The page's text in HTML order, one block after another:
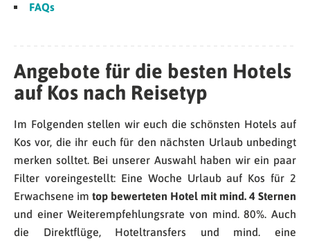
FAQs
Angebote für die besten Hotels
auf Kos nach Reisetyp
Im Folgenden stellen wir euch die schönsten Hotels auf
Kos vor, die ihr euch für den nächsten Urlaub unbedingt
merken solltet. Bei unserer Auswahl haben wir ein paar
Filter voreingestellt: Eine Woche Urlaub auf Kos für 2
Erwachsene im top bewerteten Hotel mit mind. 4 Sternen
und einer Weiterempfehlungsrate von mind. 80%. Auch
die Direktflüge, Hoteltransfers und mind. eine